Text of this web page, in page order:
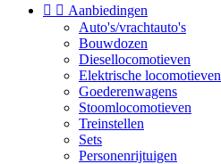
  Aanbiedingen
Auto's/vrachtauto's
Bouwdozen
Diesellocomotieven
Elektrische locomotieven
Goederenwagens
Stoomlocomotieven
Treinstellen
Sets
Personenrijtuigen